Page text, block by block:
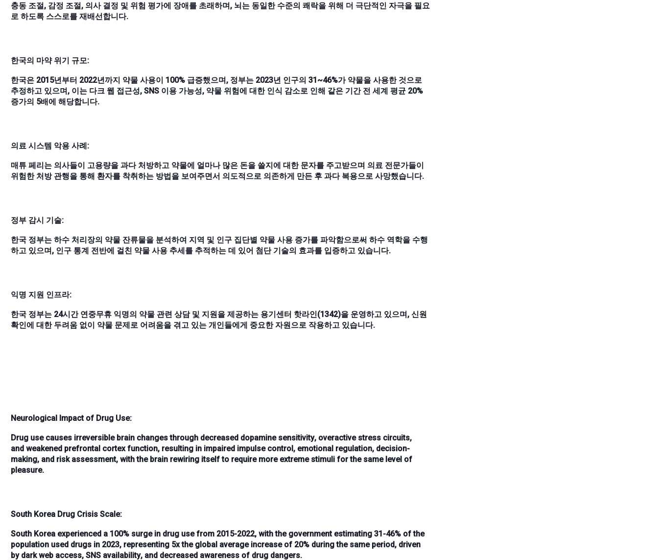
충동 조절, 감정 조절, 의사 결정 및 위험 평가에 장애를 초래하며, 뇌는 동일한 수준의 쾌락을 위해 더 극단적인 자극을 필요
로 하도록 스스로를 재배선합니다.
한국의 마약 위기 규모:
한국은 2015년부터 2022년까지 약물 사용이 100% 급증했으며, 정부는 2023년 인구의 31~46%가 약물을 사용한 것으로
추정하고 있으며, 이는 다크 웹 접근성, SNS 이용 가능성, 약물 위험에 대한 인식 감소로 인해 같은 기간 전 세계 평균 20%
증가의 5배에 해당합니다.
의료 시스템 악용 사례:
매튜 페리는 의사들이 고용량을 과다 처방하고 약물에 얼마나 많은 돈을 쓸지에 대한 문자를 주고받으며 의료 전문가들이
위험한 처방 관행을 통해 환자를 착취하는 방법을 보여주면서 의도적으로 의존하게 만든 후 과다 복용으로 사망했습니다.
정부 감시 기술:
한국 정부는 하수 처리장의 약물 잔류물을 분석하여 지역 및 인구 집단별 약물 사용 증가를 파악함으로써 하수 역학을 수행
하고 있으며, 인구 통계 전반에 걸친 약물 사용 추세를 추적하는 데 있어 첨단 기술의 효과를 입증하고 있습니다.
익명 지원 인프라:
한국 정부는 24시간 연중무휴 익명의 약물 관련 상담 및 지원을 제공하는 용기센터 핫라인(1342)을 운영하고 있으며, 신원
확인에 대한 두려움 없이 약물 문제로 어려움을 겪고 있는 개인들에게 중요한 자원으로 작용하고 있습니다.
Neurological Impact of Drug Use:
Drug use causes irreversible brain changesthrough decreased dopamine sensitivity, overactive stress circuits,
and weakened prefrontal cortex function, resulting in impaired impulse control, emotional regulation, decision-
making, and risk assessment, with the brain rewiring itself to require more extreme stimuli for the same level of
pleasure.
South Korea Drug Crisis Scale:
South Korea experienced a 100% surgein drug use from 2015-2022, with the government estimating 31-46% of the
population used drugs in 2023, representing 5x the global average increase of 20% during the same period, driven
by dark web access, SNS availability, and decreased awareness of drug dangers.